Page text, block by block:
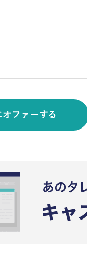
ファーする